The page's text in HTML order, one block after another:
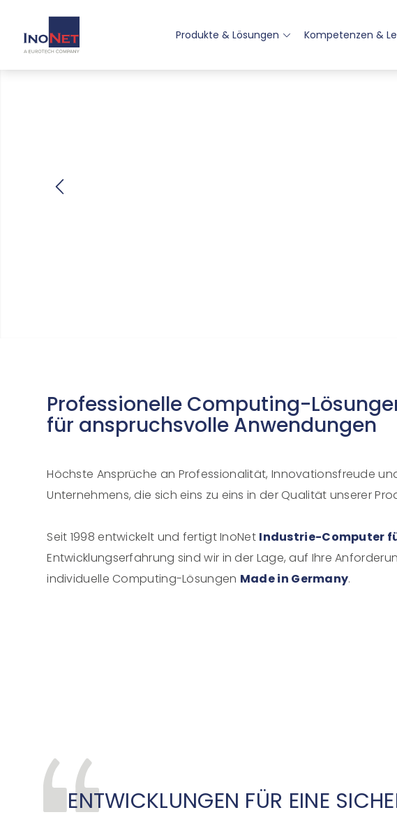
Produkte & Lösungen Kompetenzen &
Professionelle Computing-
für anspruchsvolle Anwendungen
Höchste Ansprüche an Professionalität, Innovationsfreude
Unternehmens, die sich eins zu eins in der Qualität unserer
Seit 1998 entwickelt und fertigt InoNet Industrie-Computer
Entwicklungserfahrung sind wir in der Lage, auf Ihre
individuelle Computing-Lösungen Made in Germany.
Dediziertes Produktportfolio für die strikte
ENTWICKLUNGEN FÜR EINE